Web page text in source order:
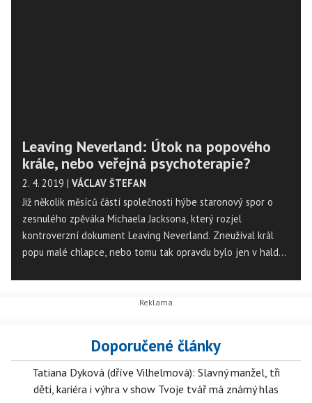
Leaving Neverland: Útok na popového
krále, nebo veřejná psychoterapie?
2. 4. 2019 | VÁCLAV ŠTEFAN
Již několik měsíců částí společnosti hýbe staronový spor o
zesnulého zpěváka Michaela Jacksona, který rozjel
kontroverzní dokument Leaving Neverland. Zneužíval král
popu malé chlapce, nebo tomu tak opravdu bylo jen v haldě
Doporučené články
Tatiana Dyková (dříve Vilhelmová): Slavný manžel, tři
děti, kariéra i výhra v show Tvoje tvář má známý hlas